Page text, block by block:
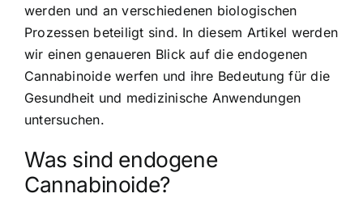
werden und an verschiedenen biologischen
Prozessen beteiligt sind. In diesem Artikel werden
wir einen genaueren Blick auf die endogenen
Cannabinoide werfen und ihre Bedeutung für die
Gesundheit und medizinische Anwendungen
untersuchen.
Was sind endogene
Cannabinoide?